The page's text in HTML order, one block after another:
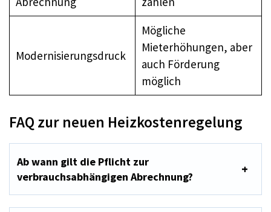
Modernisierungsdruck
Mögliche
Mieterhöhungen, aber
auch Förderung
möglich
FAQ zur neuen Heizkostenregelung
Ab wann gilt die Pflicht zur
verbrauchsabhängigen Abrechnung?